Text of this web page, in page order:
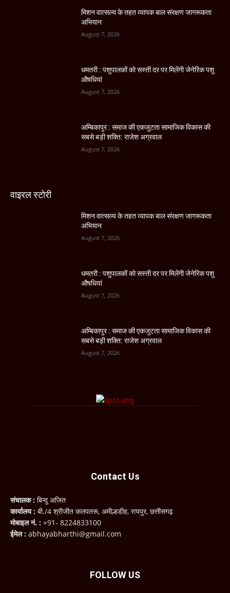
मिशन वात्सल्य के तहत व्यापक बाल संरक्षण जागरूकता
अभियान
August 7, 2026
धमतरी : पशुपालकों को सस्ती दर पर मिलेंगी जेनेरिक पशु
औषधियां
August 7, 2026
अम्बिकापुर : समाज की एकजुटता सामाजिक विकास की
सबसे बड़ी शक्ति: राजेश अग्रवाल
August 7, 2026
वाइरल स्टोरी
मिशन वात्सल्य के तहत व्यापक बाल संरक्षण जागरूकता
अभियान
August 7, 2026
धमतरी : पशुपालकों को सस्ती दर पर मिलेंगी जेनेरिक पशु
औषधियां
August 7, 2026
अम्बिकापुर : समाज की एकजुटता सामाजिक विकास की
सबसे बड़ी शक्ति: राजेश अग्रवाल
August 7, 2026
Contact Us
संचालक : बिन्दु अजित
कार्यालय : बी./4 श्रीजीत कलपतरू, अमील्हडीह, रायपुर, छत्तीसगढ़
मोबाइल नं. : +91- 8224833100
ईमेल : abhayabharthi@gmail.com
FOLLOW US